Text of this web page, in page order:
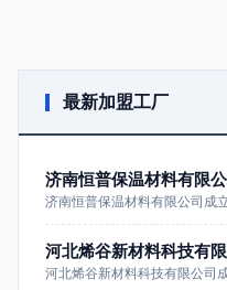
最新加盟工厂
济南恒普保温材料有限
济南恒普保温材料有限公司成
河北烯谷新材料科技有
河北烯谷新材料科技有限公司